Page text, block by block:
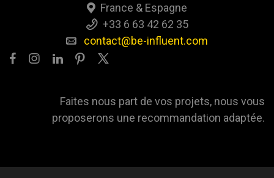
France & Espagne
+33 6 63 42 62 35
contact@be-influent.com
Faites nous part de vos projets, nous vous
proposerons une recommandation adaptée.